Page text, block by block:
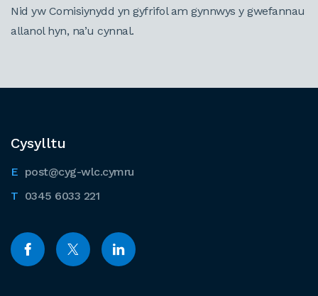
Nid yw Comisiynydd yn gyfrifol am gynnwys y gwefannau
allanol hyn, na’u cynnal.
Cysylltu
post@cyg-wlc.cymru
0345 6033 221